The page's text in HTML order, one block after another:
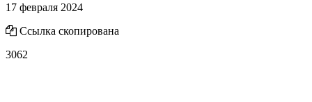
17 февраля 2024
Ссылка скопирована
3062